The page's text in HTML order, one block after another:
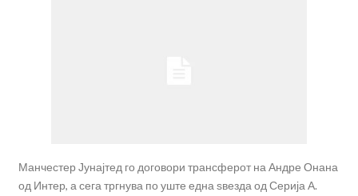
Манчестер Јунајтед го договори трансферот на Андре Онана
од Интер, а сега тргнува по уште една ѕвезда од Серија А.